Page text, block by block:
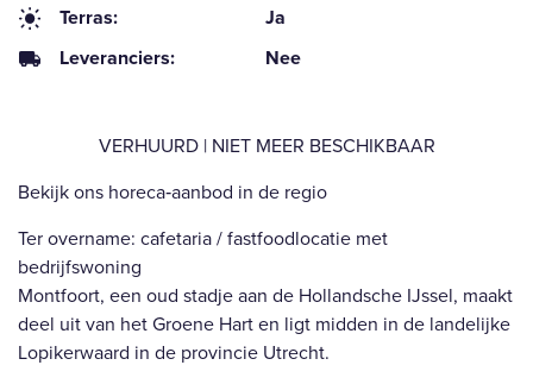
Terras:
Ja
Leveranciers:
Nee
VERHUURD | NIET MEER BESCHIKBAAR
Bekijk ons horeca‑aanbod in de regio
Ter overname: cafetaria / fastfoodlocatie met
bedrijfswoning
Montfoort, een oud stadje aan de Hollandsche IJssel, maakt
deel uit van het Groene Hart en ligt midden in de landelijke
Lopikerwaard in de provincie Utrecht.